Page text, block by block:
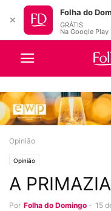
Opinião
Opinião
A
Por Folha do Domingo - 15
✕
Folha do
GRÁTIS
Na Google Play